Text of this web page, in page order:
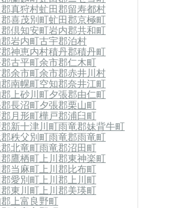
真狩村虻田郡留寿都村
喜茂別町虻田郡京極町
倶知安町岩内郡共和町
岩内町古宇郡泊村
神恵内村積丹郡積丹町
古平町余市郡仁木町
余市町余市郡赤井川村
南幌町空知郡奈井江町
上砂川町夕張郡由仁町
長沼町夕張郡栗山町
月形町樺戸郡浦臼町
新十津川町雨竜郡妹背牛町
秩父別町雨竜郡雨竜町
北竜町雨竜郡沼田町
郡鷹栖町 上川郡東神楽町
郡当麻町 上川郡比布町
郡愛別町 上川郡上川町
郡東川町 上川郡美瑛町
上富良野町